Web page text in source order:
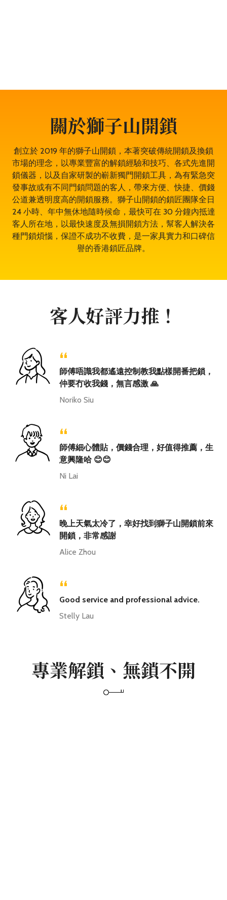
關於獅子山開鎖
創立於 2019 年的獅子山開鎖，本著突破傳統開鎖及換鎖
市場的理念，以專業豐富的解鎖經驗和技巧、各式先進開
鎖儀器，以及自家研製的嶄新獨門開鎖工具，為有緊急突
發事故或有不同門鎖問題的客人，帶來方便、快捷、價錢
公道兼透明度高的開鎖服務。獅子山開鎖的鎖匠團隊全日
24 小時、年中無休地隨時候命，最快可在 30 分鐘內抵達
客人所在地，以最快速度及無損開鎖方法，幫客人解決各
種門鎖煩惱，保證不成功不收費，是一家具實力和口碑信
譽的香港鎖匠品牌。
客人好評力推！
“
師傅唔識我都遙遠控制教我點樣開番把鎖，
仲要冇收我錢，無言感激 🙏
Noriko Siu
“
師傅細心體貼，價錢合理，好值得推薦，生
意興隆哈 😊😊
Ni Lai
“
晚上天氣太冷了，幸好找到獅子山開鎖前來
開鎖，非常感謝
Alice Zhou
“
Good service and professional advice.
Stelly Lau
專業解鎖、無鎖不開